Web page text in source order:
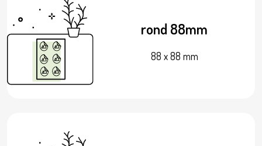
rond 88mm
88 x 88 mm